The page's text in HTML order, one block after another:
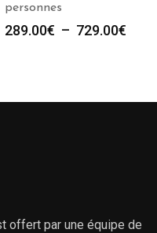
personnes
289.00€ – 729.00€
à
offert par une équipe de